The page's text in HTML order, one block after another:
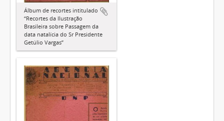
Álbum de recortes intitulado
“Recortes da Ilustração
Brasileira sobre Passagem da
data natalícia do Sr Presidente
Getúlio Vargas”